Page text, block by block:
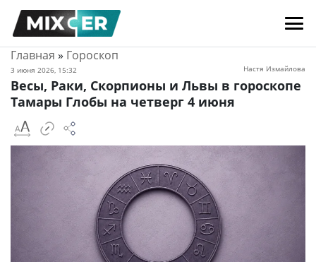
Главная » Гороскоп
3 июня 2026, 15:32 Настя Измайлова
Весы, Раки, Скорпионы и Львы в гороскопе
Тамары Глобы на четверг 4 июня